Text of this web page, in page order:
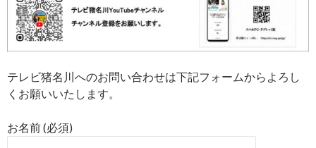
テレビ猪名川へのお問い合わせは下記フォームからよろし
くお願いいたします。
お名前 (必須)